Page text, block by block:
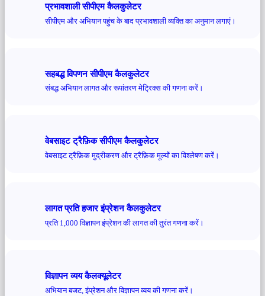
प्रभावशाली सीपीएम कैलकुलेटर
सीपीएम और अभियान पहुंच के बाद प्रभावशाली व्यक्ति का अनुमान लगाएं।
सहबद्ध विपणन सीपीएम कैलकुलेटर
संबद्ध अभियान लागत और रूपांतरण मेट्रिक्स की गणना करें।
वेबसाइट ट्रैफ़िक सीपीएम कैलकुलेटर
वेबसाइट ट्रैफ़िक मुद्रीकरण और ट्रैफ़िक मूल्यों का विश्लेषण करें।
लागत प्रति हजार इंप्रेशन कैलकुलेटर
प्रति 1,000 विज्ञापन इंप्रेशन की लागत की तुरंत गणना करें।
विज्ञापन व्यय कैलक्यूलेटर
अभियान बजट, इंप्रेशन और विज्ञापन व्यय की गणना करें।